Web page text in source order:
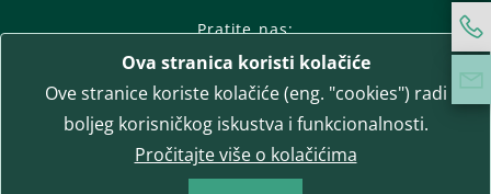
Pratite nas:
Facebook
Instagram
LinkedIn
Twitter
YouTube
WhatsApp
T-media d.o.o. | napredne komunikacije
Ova stranica koristi kolačiće
Ove stranice koriste kolačiće (eng. "cookies") radi
boljeg korisničkog iskustva i funkcionalnosti.
Pročitajte više o kolačićima